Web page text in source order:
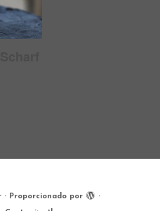
· Proporcionado por ·